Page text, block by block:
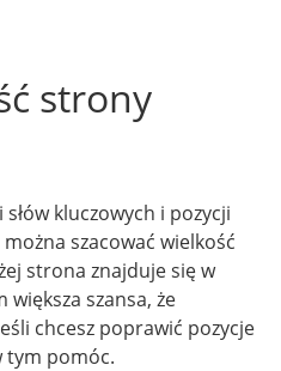
strony
kluczowych i pozycji
szacować wielkość
strona znajduje się w
szansa, że
chcesz poprawić pozycje
tym pomóc.